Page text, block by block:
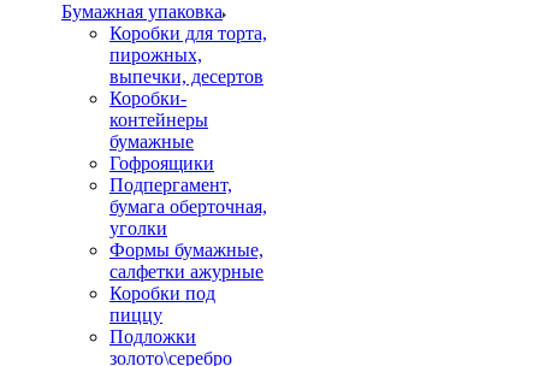
Бумажная упаковка
Коробки для торта,
пирожных,
выпечки, десертов
Коробки-
контейнеры
бумажные
Гофроящики
Подпергамент,
бумага оберточная,
уголки
Формы бумажные,
салфетки ажурные
Коробки под
пиццу
Подложки
золото\серебро